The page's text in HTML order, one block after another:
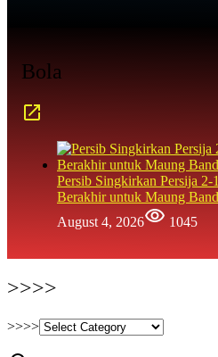
Bola
Persib Singkirkan Persija
Berakhir untuk Maung
August 4, 2026
1045
>>>>
>>>>